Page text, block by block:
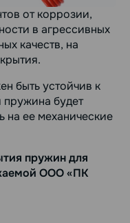
от коррозии,
в агрессивных
качеств, на
быть устойчив к
будет
на ее механические
пружин для
ООО «ПК